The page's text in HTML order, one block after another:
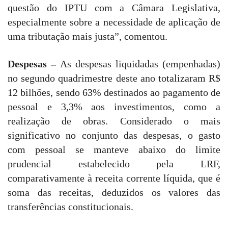
questão do IPTU com a Câmara Legislativa,
especialmente sobre a necessidade de aplicação de
uma tributação mais justa”, comentou.
Despesas –As despesas liquidadas (empenhadas)
no segundo quadrimestre deste ano totalizaram R$
12 bilhões, sendo 63% destinados ao pagamento de
pessoal e 3,3% aos investimentos, como a
realização de obras. Considerado o mais
significativo no conjunto das despesas, o gasto
com pessoal se manteve abaixo do limite
prudencial estabelecido pela LRF,
comparativamente à receita corrente líquida, que é
soma das receitas, deduzidos os valores das
transferências constitucionais.